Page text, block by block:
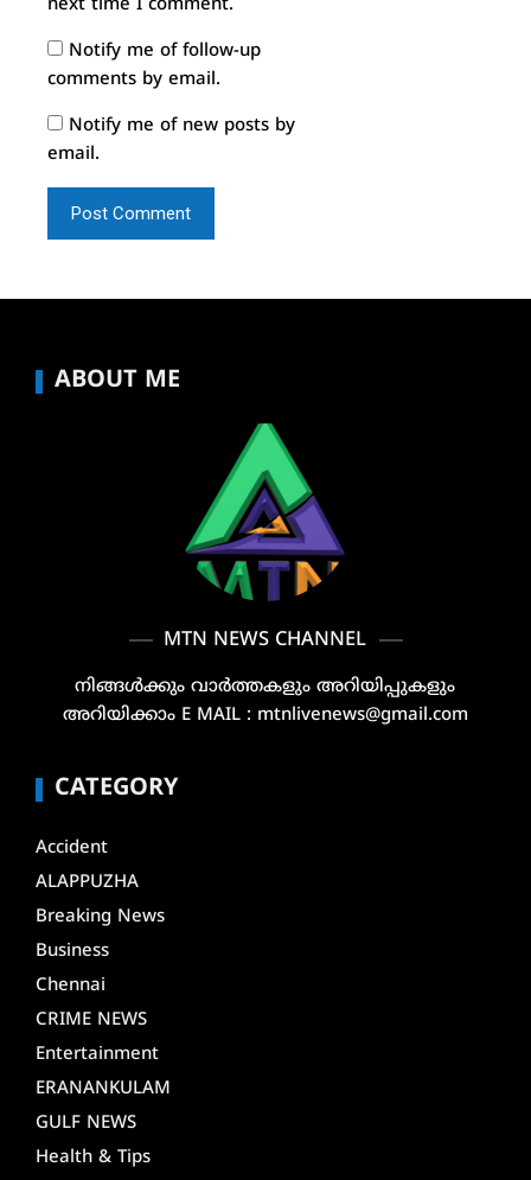
next time I comment.
Notify me of follow-up
comments by email.
Notify me of new posts by
email.
ABOUT ME
MTN NEWS CHANNEL
നിങ്ങൾക്കും വാർത്തകളും അറിയിപ്പുകളും
അറിയിക്കാം E MAIL : mtnlivenews@gmail.com
CATEGORY
Accident
ALAPPUZHA
Breaking News
Business
Chennai
CRIME NEWS
Entertainment
ERANANKULAM
GULF NEWS
Health & Tips